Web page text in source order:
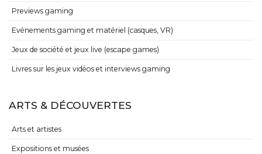
Previews gaming
Evénements gaming et matériel (casques, VR)
Jeux de société et jeux live (escape games)
Livres sur les jeux vidéos et interviews gaming
ARTS & DÉCOUVERTES
Arts et artistes
Expositions et musées